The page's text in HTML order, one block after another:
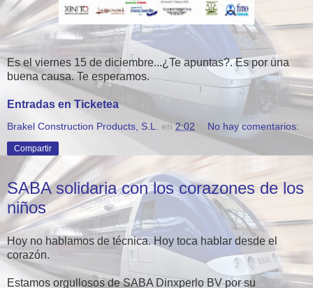
Es el viernes 15 de diciembre...¿Te apuntas?. Es por una
buena causa. Te esperamos.
Entradas en Ticketea
Brakel Construction Products, S.L. en2:02 No hay comentarios:
Compartir
SABA solidaria con los corazones de los
niños
Hoy no hablamos de técnica. Hoy toca hablar desde el
corazón.
Estamos orgullosos de SABA Dinxperlo BV por su